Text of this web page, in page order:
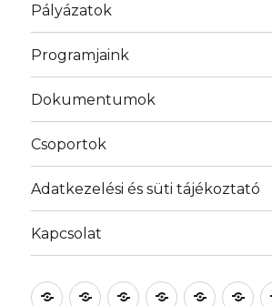
Pályázatok
Programjaink
Dokumentumok
Csoportok
Adatkezelési és süti tájékoztató
Kapcsolat
Bemutatkozás
GalériaPályázatok